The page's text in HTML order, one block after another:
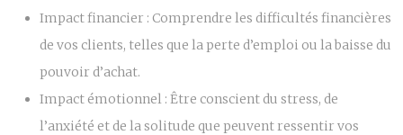
Impact financier : Comprendre les difficultés financières
de vos clients, telles que la perte d’emploi ou la baisse du
pouvoir d’achat.
Impact émotionnel : Être conscient du stress, de
l’anxiété et de la solitude que peuvent ressentir vos